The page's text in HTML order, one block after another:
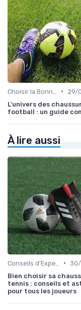
•
29/
L'univers des
football : un guide
À lire aussi
• 30/
Bien choisir sa
tennis : conseils et
pour tous les joueurs